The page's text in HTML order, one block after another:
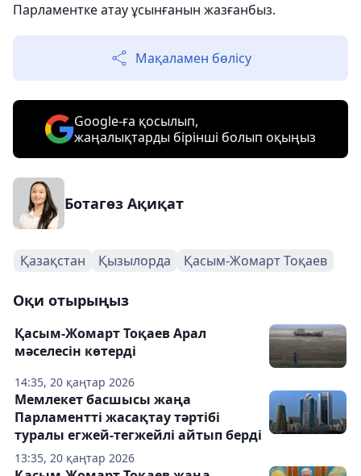
Парламентке атау ұсынғанын жазғанбыз.
Мақаламен бөлісу
Google-ға қосылып,
жаңалықтарды бірінші болып оқыңыз
Ботагөз Ақиқат
Қазақстан Қызылорда Қасым-Жомарт Тоқаев
Оқи отырыңыз
14:35, 20 қаңтар 2026
Қасым-Жомарт Тоқаев Арал
мәселесін көтерді
13:35, 20 қаңтар 2026
Мемлекет басшысы жаңа
Парламентті жасақтау тәртібі
туралы егжей-тегжейлі айтып берді